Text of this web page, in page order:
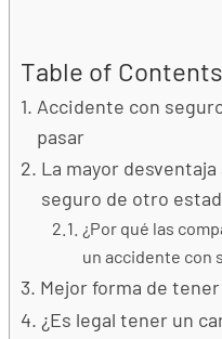
Table of Contents
Accidente con
pasar
La mayor
seguro de otro
¿Por qué las
un accidente con
Mejor forma de
¿Es legal tener un